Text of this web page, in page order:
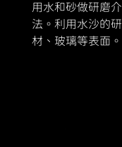
用水和砂做研磨
法。利用水沙的
材、玻璃等表面。